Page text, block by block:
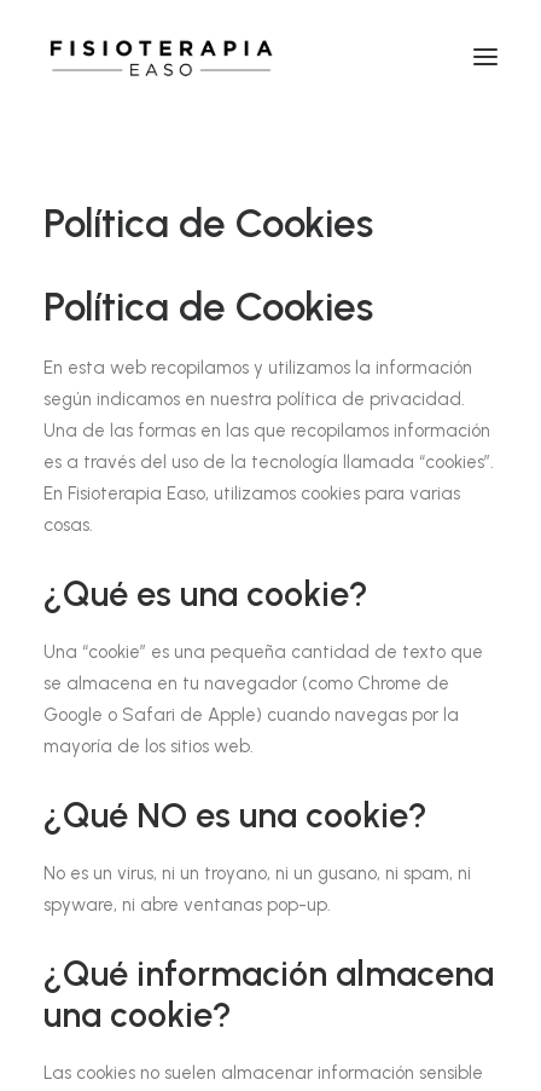
Política de Cookies
Política de Cookies
En esta web recopilamos y utilizamos la información
según indicamos en nuestra política de privacidad.
Una de las formas en las que recopilamos información
es a través del uso de la tecnología llamada “cookies”.
En Fisioterapia Easo, utilizamos cookies para varias
cosas.
¿Qué es una cookie?
Una “cookie” es una pequeña cantidad de texto que
se almacena en tu navegador (como Chrome de
Google o Safari de Apple) cuando navegas por la
mayoría de los sitios web.
¿Qué NO es una cookie?
No es un virus, ni un troyano, ni un gusano, ni spam, ni
spyware, ni abre ventanas pop-up.
¿Qué información almacena
una cookie?
Las cookies no suelen almacenar información sensible